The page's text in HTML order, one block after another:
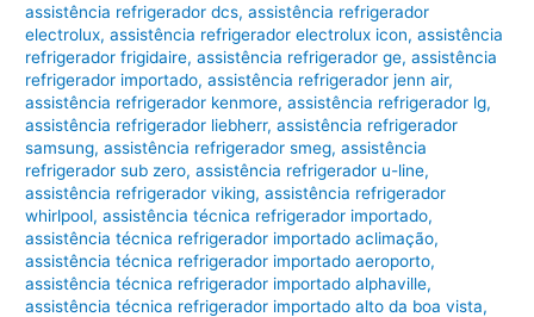
assistência refrigerador dcs,assistência refrigerador
electrolux,assistência refrigerador electrolux icon,assistência
refrigerador frigidaire,assistência refrigerador ge,assistência
refrigerador importado,assistência refrigerador jenn air,
assistência refrigerador kenmore,assistência refrigerador lg,
assistência refrigerador liebherr,assistência refrigerador
samsung,assistência refrigerador smeg,assistência
refrigerador sub zero,assistência refrigerador u-line,
assistência refrigerador viking,assistência refrigerador
whirlpool,assistência técnica refrigerador importado,
assistência técnica refrigerador importado aclimação,
assistência técnica refrigerador importado aeroporto,
assistência técnica refrigerador importado alphaville,
assistência técnica refrigerador importado alto da boa vista,